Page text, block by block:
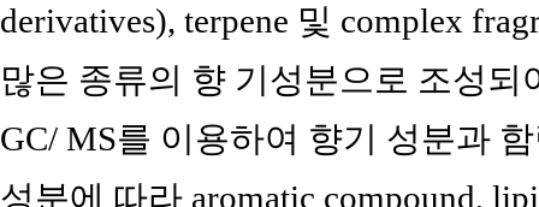
derivatives), terpene 및 complex
많은 종류의 향 기성분으로 조성
GC/ MS를 이용하여 향기 성분과
성분에 따라 aromatic compound,